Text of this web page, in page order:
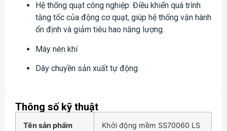
Hệ thống quạt công nghiệp: Điều khiển quá trình
tăng tốc của động cơ quạt, giúp hệ thống vận hành
ổn định và giảm tiêu hao năng lượng.
Máy nén khí
Dây chuyền sản xuất tự động
Thông số kỹ thuật
Tên sản phẩm Khởi động mềm SS70060 LS